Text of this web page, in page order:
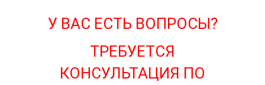
У ВАС ЕСТЬ ВОПРОСЫ?
ТРЕБУЕТСЯ
КОНСУЛЬТАЦИЯ ПО